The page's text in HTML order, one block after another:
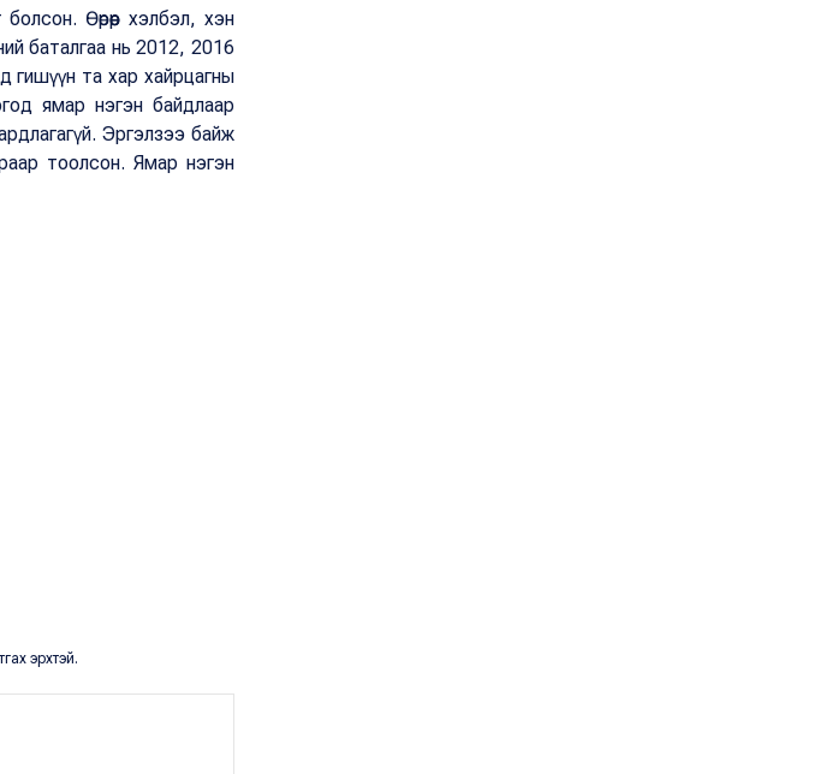
Өөрөөр хэлбэл, хэн
баталгаа нь 2012, 2016
гишүүн та хар хайрцагны
ямар нэгэн байдлаар
Эргэлзээ байж
тоолсон. Ямар нэгэн
эрхтэй.